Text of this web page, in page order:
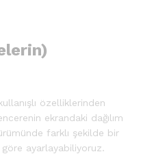
özelliklerinden
ekrandaki dağılım
farklı şekilde bir
ayarlayabiliyoruz.